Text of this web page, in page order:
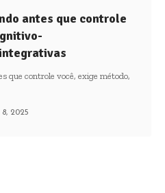
antes que controle
que controle você, exige método,
2025